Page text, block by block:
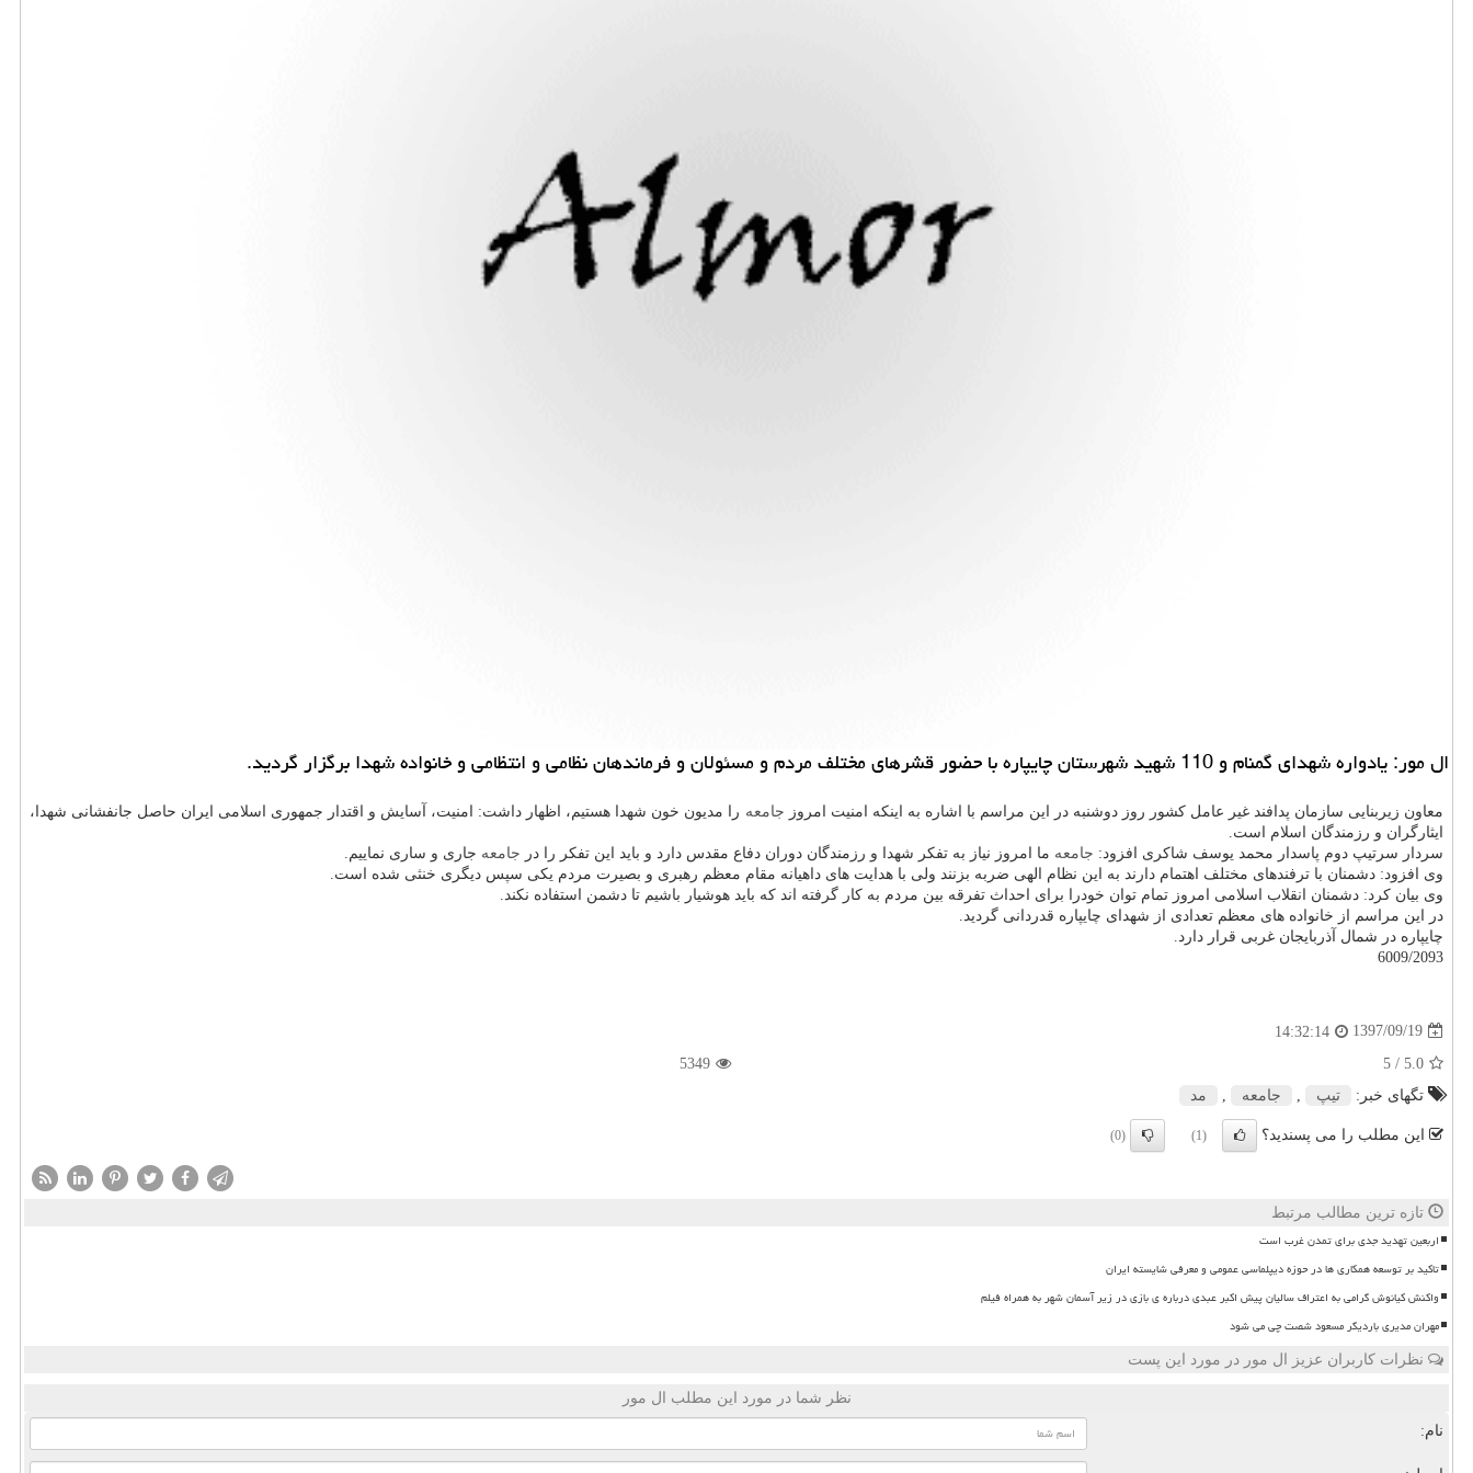
ال مور: یادواره شهدای گمنام و 110 شهید شهرستان چایپاره با حضور قشرهای مختلف مردم و مسئولان و فرماندهان نظامی و انتظامی و خانواده شهدا برگزار گردید.
معاون زیربنایی سازمان پدافند غیر عامل كشور روز دوشنبه در این مراسم با اشاره به اینكه امنیت امروز جامعه را مدیون خون شهدا هستیم، اظهار داشت: امنیت، آسایش و اقتدار جمهوری اسلامی ایران حاصل جانفشانی شهدا،
ایثارگران و رزمندگان اسلام است.
سردار سرتیپ دوم پاسدار محمد یوسف شاكری افزود: جامعه ما امروز نیاز به تفكر شهدا و رزمندگان دوران دفاع مقدس دارد و باید این تفكر را در جامعه جاری و ساری نماییم.
وی افزود: دشمنان با ترفندهای مختلف اهتمام دارند به این نظام الهی ضربه بزنند ولی با هدایت های داهیانه مقام معظم رهبری و بصیرت مردم یكی سپس دیگری خنثی شده است.
وی بیان كرد: دشمنان انقلاب اسلامی امروز تمام توان خودرا برای احداث تفرقه بین مردم به كار گرفته اند كه باید هوشیار باشیم تا دشمن استفاده نكند.
در این مراسم از خانواده های معظم تعدادی از شهدای چایپاره قدردانی گردید.
چایپاره در شمال آذربایجان غربی قرار دارد.
6009/2093
1397/09/19
14:32:14
5.0
/ 5
5349
تگهای خبر:
تیپ جامعه مد
این مطلب را می پسندید؟ (1)
(0)
تازه ترین مطالب مرتبط
اربعین تهدید جدی برای تمدن غرب است
تاکید بر توسعه همکاری ها در حوزه دیپلماسی عمومی و معرفی شایسته ایران
واکنش کیانوش گرامی به اعتراف سالیان پیش اکبر عبدی درباره ی بازی در زیر آسمان شهر به همراه فیلم
مهران مدیری باردیگر مسعود شصت چی می شود
نظرات کاربران عزیز ال مور در مورد این پست
نظر شما در مورد این مطلب ال مور
نام: